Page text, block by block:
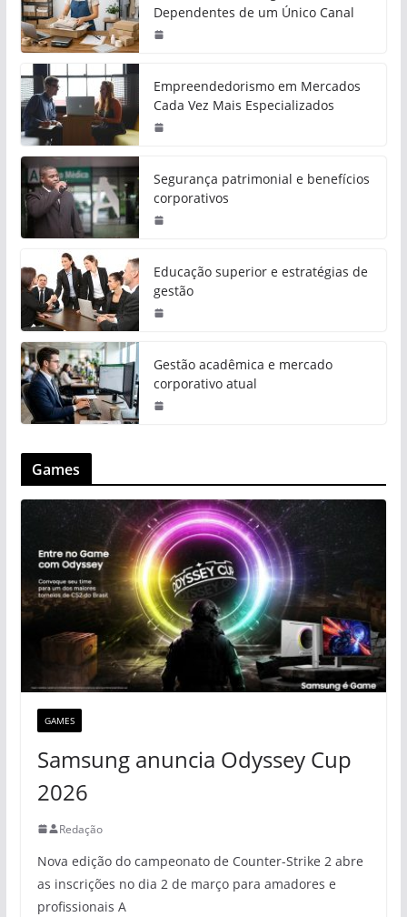
Dependentes de um Único Canal
Empreendedorismo em Mercados
Cada Vez Mais Especializados
Segurança patrimonial e benefícios
corporativos
Educação superior e estratégias de
gestão
Gestão acadêmica e mercado
corporativo atual
Games
GAMES
Samsung anuncia Odyssey Cup
2026
Redação
Nova edição do campeonato de Counter-Strike 2 abre
as inscrições no dia 2 de março para amadores e
profissionais A